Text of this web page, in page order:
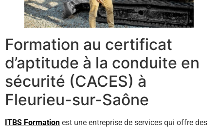
Formation au certificat
d’aptitude à la conduite en
sécurité (CACES) à
Fleurieu-sur-Saône
ITBS Formation est une entreprise de services qui offre des